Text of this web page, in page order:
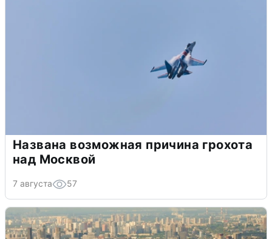
Названа возможная причина грохота
над Москвой
7 августа 57